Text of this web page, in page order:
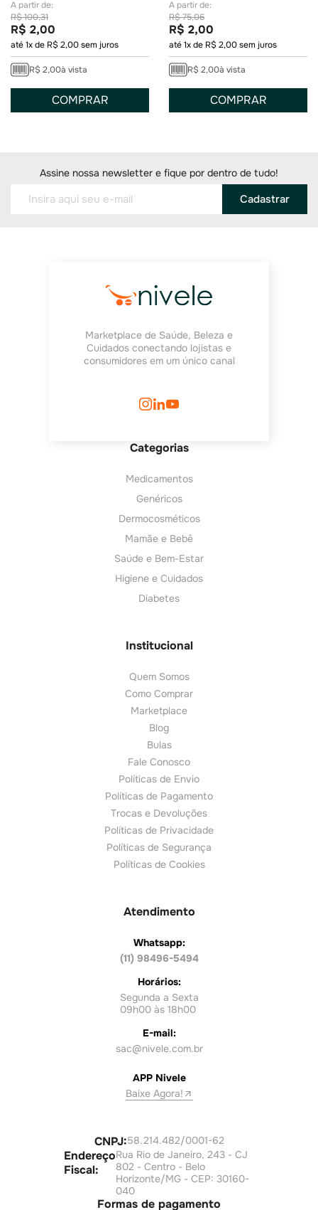
R$100,31
R$ 2,00
até1x de R$2,00sem juros
R$ 2,00à vista
COMPRAR
R$75,06
R$ 2,00
até1x de R$2,00sem juros
R$ 2,00à vista
COMPRAR
Assine nossa newsletter e fique por dentro de tudo!
Cadastrar
Marketplace de Saúde, Beleza e
Cuidados conectando lojistas e
consumidores em um único canal
Categorias
Medicamentos
Genéricos
Dermocosméticos
Mamãe e Bebê
Saúde e Bem-Estar
Higiene e Cuidados
Diabetes
Institucional
Quem Somos
Como Comprar
Marketplace
Blog
Bulas
Fale Conosco
Políticas de Envio
Políticas de Pagamento
Trocas e Devoluções
Políticas de Privacidade
Políticas de Segurança
Políticas de Cookies
Atendimento
Whatsapp:
(11) 98496-5494
Horários:
Segunda a Sexta
09h00 às 18h00
E-mail:
sac@nivele.com.br
APP Nivele
Baixe Agora!
CNPJ:58.214.482/0001-62
Endereço
Fiscal:
Rua Rio de Janeiro, 243 - CJ
802 - Centro - Belo
Horizonte/MG - CEP: 30160-
040
Formas de pagamento